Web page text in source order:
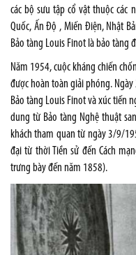
các bộ sưu tập cổ vật thuộc các
Quốc, Ấn Độ , Miến Điện, Nhật
Bảo tàng Louis Finot là bảo tàng
Năm 1954, cuộc kháng chiến
được hoàn toàn giải phóng.
Bảo tàng Louis Finot và xúc tiến
dung từ Bảo tàng Nghệ thuật
khách tham quan từ ngày 3/9/
đại từ thời Tiền sử đến Cách
trưng bày đến năm 1858).